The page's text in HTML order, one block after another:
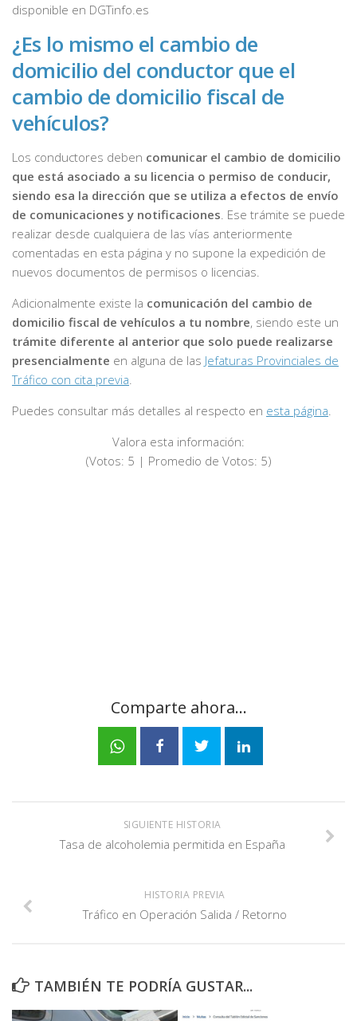
disponible en DGTinfo.es
¿Es lo mismo el cambio de
domicilio del conductor que el
cambio de domicilio fiscal de
vehículos?
Los conductores deben comunicar el cambio de domicilio
que está asociado a su licencia o permiso de conducir,
siendo esa la dirección que se utiliza a efectos de envío
de comunicaciones y notificaciones. Ese trámite se puede
realizar desde cualquiera de las vías anteriormente
comentadas en esta página y no supone la expedición de
nuevos documentos de permisos o licencias.
Adicionalmente existe la comunicación del cambio de
domicilio fiscal de vehículos a tu nombre, siendo este un
trámite diferente al anterior que solo puede realizarse
presencialmente en alguna de las Jefaturas Provinciales de
Tráfico con cita previa.
Puedes consultar más detalles al respecto en esta página.
Valora esta información:
(Votos: 5 | Promedio de Votos: 5)
Comparte ahora...
SIGUIENTE HISTORIA
Tasa de alcoholemia permitida en España
HISTORIA PREVIA
Tráfico en Operación Salida / Retorno
TAMBIÉN TE PODRÍA GUSTAR...